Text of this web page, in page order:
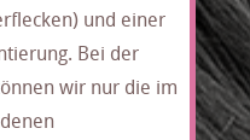
und einer
Bei der
wir nur die im